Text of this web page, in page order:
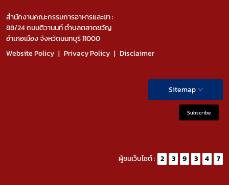
สำนักงานคณะกรรมการอาหารและยา :
88/24 ถนนติวานนท์ ตำบลตลาดขวัญ
อำเภอเมือง จังหวัดนนทบุรี 11000
Website Policy
Privacy Policy Disclaimer
Sitemap
Subscribe
ผู้ชมเว็บไซต์ : 2 3 9 3 4 7